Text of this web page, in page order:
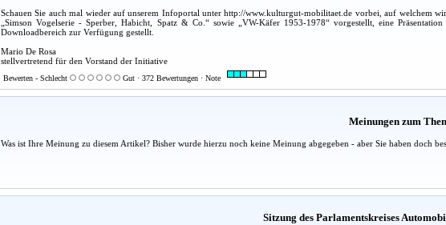
Schauen Sie auch mal wieder auf unserem Infoportal unter http://www.kulturgut-mobilitaet.de vorbei, auf welchem
„Simson Vogelserie - Sperber, Habicht, Spatz & Co.“ sowie „VW-Käfer 1953-1978“ vorgestellt, eine
Downloadbereich zur Verfügung gestellt.
Mario De Rosa
stellvertretend für den Vorstand der Initiative
Bewerten - Schlecht Gut · 372 Bewertungen · Note
Meinungen zum
Was ist Ihre Meinung zu diesem Artikel? Bisher wurde hierzu noch keine Meinung abgegeben - aber Sie haben doch
Sitzung des Parlamentskreises